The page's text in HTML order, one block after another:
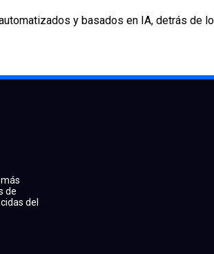
y basados en IA, detrás de
de
del